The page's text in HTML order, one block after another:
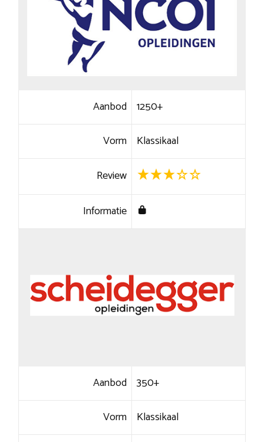
Aanbod 1250+
Vorm Klassikaal
Review
Informatie
Aanbod 350+
Vorm Klassikaal